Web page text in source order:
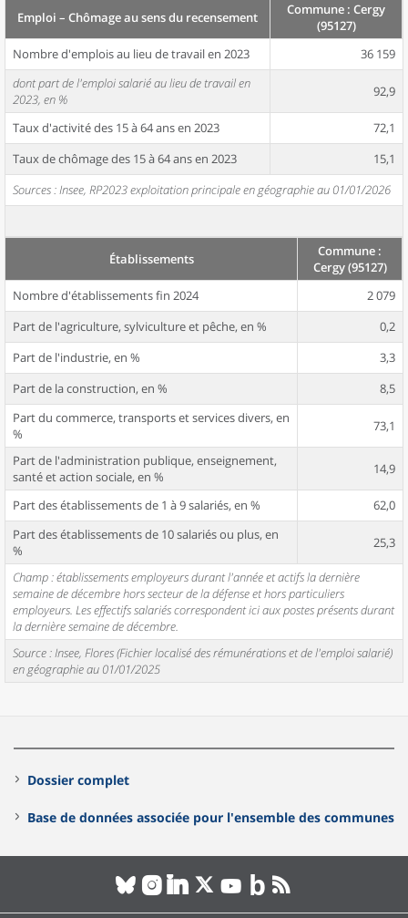
Emploi – Chômage au sens du recensement
Commune : Cergy
(95127)
Nombre d'emplois au lieu de travail en 2023
36 159
dont part de l'emploi salarié au lieu de travail en
2023, en %
92,9
Taux d'activité des 15 à 64 ans en 2023
72,1
Taux de chômage des 15 à 64 ans en 2023
15,1
Sources : Insee, RP2023 exploitation principale en géographie au 01/01/2026
Établissements
Commune :
Cergy (95127)
Nombre d'établissements fin 2024
2 079
Part de l'agriculture, sylviculture et pêche, en %
0,2
Part de l'industrie, en %
3,3
Part de la construction, en %
8,5
Part du commerce, transports et services divers, en
%
73,1
Part de l'administration publique, enseignement,
santé et action sociale, en %
14,9
Part des établissements de 1 à 9 salariés, en %
62,0
Part des établissements de 10 salariés ou plus, en
%
25,3
Champ : établissements employeurs durant l'année et actifs la dernière
semaine de décembre hors secteur de la défense et hors particuliers
employeurs. Les effectifs salariés correspondent ici aux postes présents durant
la dernière semaine de décembre.
Source : Insee, Flores (Fichier localisé des rémunérations et de l'emploi salarié)
en géographie au 01/01/2025
Dossier complet
Base de données associée pour l'ensemble des communes